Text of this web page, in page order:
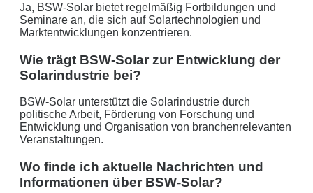
Ja, BSW-Solar bietet regelmäßig Fortbildungen und
Seminare an, die sich auf Solartechnologien und
Marktentwicklungen konzentrieren.
Wie trägt BSW-Solar zur Entwicklung der
Solarindustrie bei?
BSW-Solar unterstützt die Solarindustrie durch
politische Arbeit, Förderung von Forschung und
Entwicklung und Organisation von branchenrelevanten
Veranstaltungen.
Wo finde ich aktuelle Nachrichten und
Informationen über BSW-Solar?